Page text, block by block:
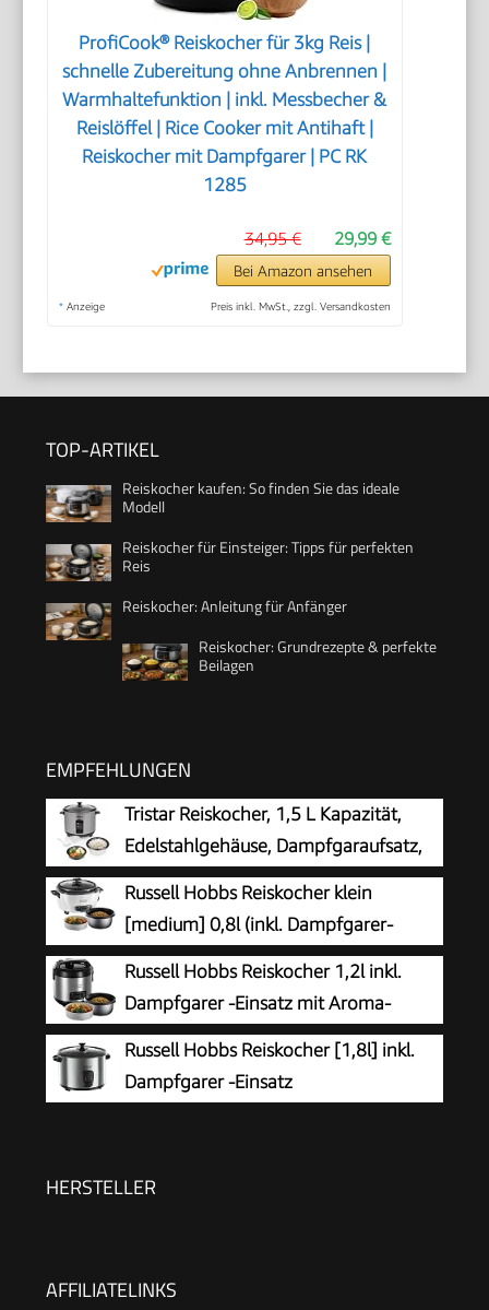
ProfiCook® Reiskocher für 3kg Reis |
schnelle Zubereitung ohne Anbrennen |
Warmhaltefunktion | inkl. Messbecher &
Reislöffel | Rice Cooker mit Antihaft |
Reiskocher mit Dampfgarer | PC RK
1285
29,99 €
34,95 €
Bei Amazon ansehen
* Anzeige Preis inkl. MwSt., zzgl. Versandkosten
TOP-ARTIKEL
Reiskocher kaufen: So finden Sie das ideale
Modell
Reiskocher für Einsteiger: Tipps für perfekten
Reis
Reiskocher: Anleitung für Anfänger
Reiskocher: Grundrezepte & perfekte
Beilagen
EMPFEHLUNGEN
Tristar Reiskocher, 1,5 L Kapazität,
Edelstahlgehäuse, Dampfgaraufsatz,
Automatische Abschaltung,
Warmhaltefunktion, 500 W, RK-6145
Russell Hobbs Reiskocher klein
[medium] 0,8l (inkl. Dampfgarer-
Einsatz, Warmhaltefunktion,
antihaftbeschichteter Gartopf, Reislöffel &
Messbecher) Schongarer für Gemüse & Fisch
27030-56
Russell Hobbs Reiskocher 1,2l inkl.
Dampfgarer -Einsatz mit Aroma-
Klappdeckel (Warmhaltefunktion,
antihaftbeschichteter Gartopf, Reislöffel &
Messbecher, Edelstahl) 27080-56
Russell Hobbs Reiskocher [1,8l] inkl.
Dampfgarer -Einsatz
Messbecher, Edelstahl, Glas-Deckel, Schongarer
HERSTELLER
AFFILIATELINKS